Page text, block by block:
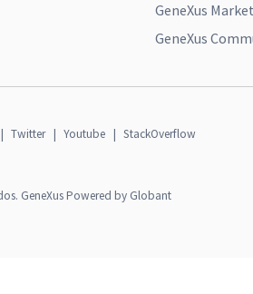
GeneXus
GeneXus
| Twitter | Youtube | StackOverflow
GeneXus Powered by Globant